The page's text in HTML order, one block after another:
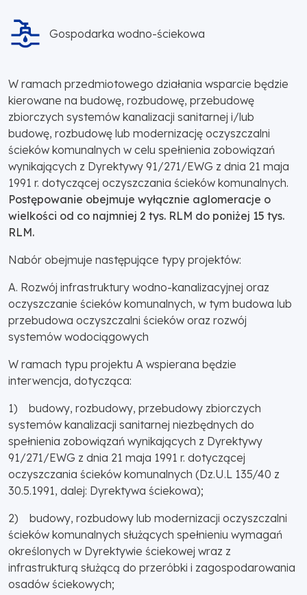
Gospodarka wodno-ściekowa
W ramach przedmiotowego działania wsparcie będzie
kierowane na budowę, rozbudowę, przebudowę
zbiorczych systemów kanalizacji sanitarnej i/lub
budowę, rozbudowę lub modernizację oczyszczalni
ścieków komunalnych w celu spełnienia zobowiązań
wynikających z Dyrektywy 91/271/EWG z dnia 21 maja
1991 r. dotyczącej oczyszczania ścieków komunalnych.
Postępowanie obejmuje wyłącznie aglomeracje o
wielkości od co najmniej 2 tys. RLM do poniżej 15 tys.
RLM.
Nabór obejmuje następujące typy projektów:
A. Rozwój infrastruktury wodno-kanalizacyjnej oraz
oczyszczanie ścieków komunalnych, w tym budowa lub
przebudowa oczyszczalni ścieków oraz rozwój
systemów wodociągowych
W ramach typu projektu A wspierana będzie
interwencja, dotycząca:
1) budowy, rozbudowy, przebudowy zbiorczych
systemów kanalizacji sanitarnej niezbędnych do
spełnienia zobowiązań wynikających z Dyrektywy
91/271/EWG z dnia 21 maja 1991 r. dotyczącej
oczyszczania ścieków komunalnych (Dz.U.L 135/40 z
30.5.1991, dalej: Dyrektywa ściekowa);
2) budowy, rozbudowy lub modernizacji oczyszczalni
ścieków komunalnych służących spełnieniu wymagań
określonych w Dyrektywie ściekowej wraz z
infrastrukturą służącą do przeróbki i zagospodarowania
osadów ściekowych;